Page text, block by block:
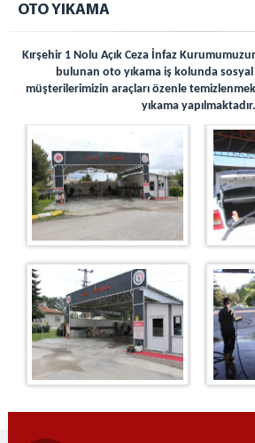
KURUMUMUZ
BİRİMLER
EĞİTİM BİRİMİ
SAĞLIK BİRİMİ
PSİKO-SOSYAL SERVİS
İŞYURDU FAALİYETLERİ
KURUM SOSYAL TESİSİ
RESTORAN
AY YILDIZ KAFE
HALKA AÇIK SATIŞ MAĞAZASI
OTO YIKAMA
ATÖLYELER
MOBİLYA
TEL ÖRGÜ VE DEMİR
MERMER ONIKS(HEDİYELİK EŞYA)
TARIM
BÜYÜKBAŞ BESİCİLİK
İNŞAAT
OTO YIKAMA
Kırşehir 1 Nolu Açık Ceza İnfaz
bulunan oto yıkama iş kolunda
müşterilerimizin araçları özenle
yıkama yapılmaktadır.